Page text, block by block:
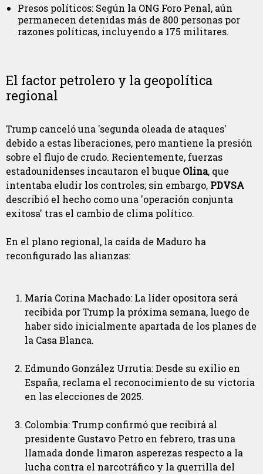
Presos políticos: Según la ONG Foro Penal, aún
permanecen detenidas más de 800 personas por
razones políticas, incluyendo a 175 militares.
El factor petrolero y la geopolítica
regional
Trump canceló una 'segunda oleada de ataques'
debido a estas liberaciones, pero mantiene la presión
sobre el flujo de crudo. Recientemente, fuerzas
estadounidenses incautaron el buque Olina, que
intentaba eludir los controles; sin embargo, PDVSA
describió el hecho como una 'operación conjunta
exitosa' tras el cambio de clima político.
En el plano regional, la caída de Maduro ha
reconfigurado las alianzas:
María Corina Machado: La líder opositora será
recibida por Trump la próxima semana, luego de
haber sido inicialmente apartada de los planes de
la Casa Blanca.
Edmundo González Urrutia: Desde su exilio en
España, reclama el reconocimiento de su victoria
en las elecciones de 2025.
Colombia: Trump confirmó que recibirá al
presidente Gustavo Petro en febrero, tras una
llamada donde limaron asperezas respecto a la
lucha contra el narcotráfico y la guerrilla del